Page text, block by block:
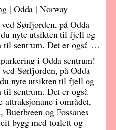
| Odda | Norway
Sørfjorden, på Odda
du nyte utsikten til fjell og
til sentrum. Det er også …
i Odda sentrum!
Sørfjorden, på Odda
nyte utsikten til fjell og
sentrum. Det er også
i området,
og Fossanes
bygg med toalett og